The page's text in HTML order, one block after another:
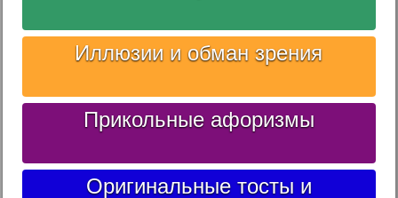
Иллюзии и обман зрения
Прикольные афоризмы
Оригинальные тосты и